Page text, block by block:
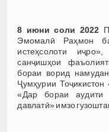
8 июни соли 2022
Эмомалӣ Раҳмон
истеҳсолоти
санҷишҳои
бораи ворид
Ҷумҳурии
«Дар бораи аудити
давлатӣ» имзо